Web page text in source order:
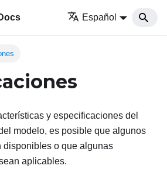
Español
y especificaciones del
modelo, es posible que algunos
disponibles o que algunas
aplicables.